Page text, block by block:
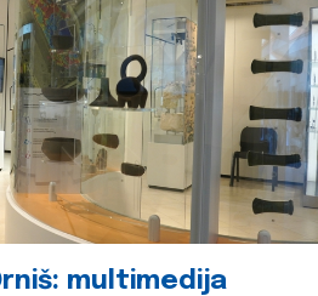
multimedija